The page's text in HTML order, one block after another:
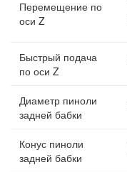
Перемещение по
оси Z
Быстрый подача
по оси Z
Диаметр пиноли
задней бабки
Конус пиноли
задней бабки